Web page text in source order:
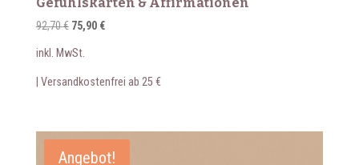
92,70€ Ursprünglicher
92,70 €
75,90 €Aktueller
75,90 €.
inkl. MwSt.
| Versandkostenfrei ab 25 €
Angebot!